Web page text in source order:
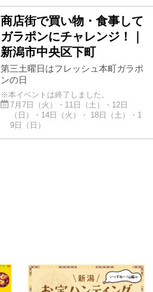
商店街で買い物・食事して
ガラポンにチャレンジ！｜
新潟市中央区下町
第三土曜日はフレッシュ本町ガラポ
ンの日
※本イベントは終了しました。
7月7日（火）・11日（土）・12日
（日）・14日（火）・ 18日（土）・1
9日（日）